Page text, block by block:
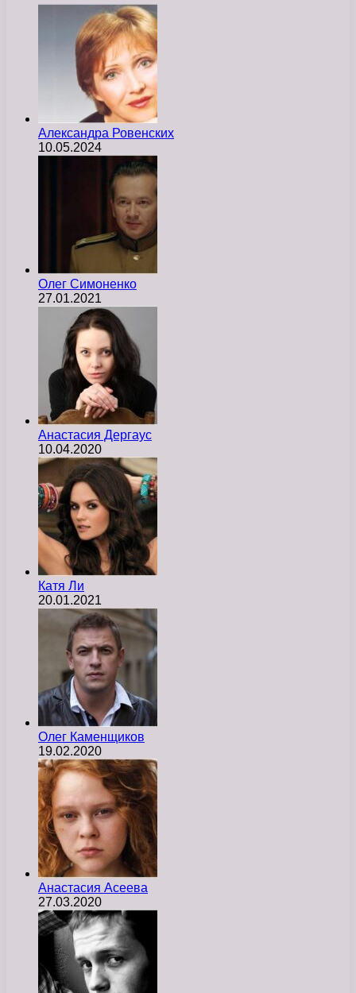
Александра Ровенских
10.05.2024
Олег Симоненко
27.01.2021
Анастасия Дергаус
10.04.2020
Катя Ли
20.01.2021
Олег Каменщиков
19.02.2020
Анастасия Асеева
27.03.2020